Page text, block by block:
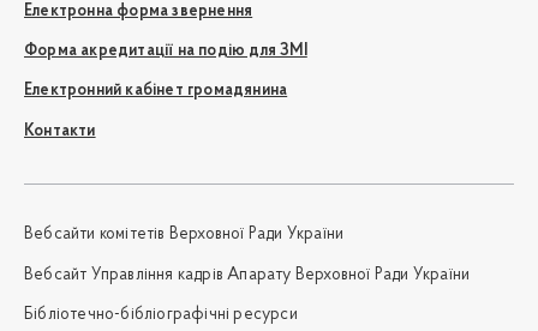
Електронна форма звернення
Форма акредитації на подію для ЗМІ
Електронний кабінет громадянина
Контакти
Вебсайти комітетів Верховної Ради України
Вебсайт Управління кадрів Апарату Верховної Ради України
Бібліотечно-бібліографічні ресурси